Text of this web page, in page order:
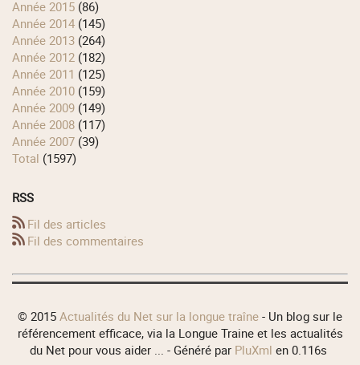
année 2015 (86)
année 2014 (145)
année 2013 (264)
année 2012 (182)
année 2011 (125)
année 2010 (159)
année 2009 (149)
année 2008 (117)
année 2007 (39)
total (1597)
RSS
Fil des articles
Fil des commentaires
© 2015 Actualités du Net sur la longue traîne - Un blog sur le
référencement efficace, via la Longue Traine et les actualités
du Net pour vous aider ... - Généré par PluXml en 0.116s